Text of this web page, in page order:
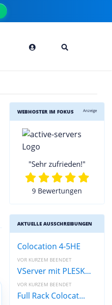
WEBHOSTER IM FOKUS Anzeige
"Sehr zufrieden!"
9 Bewertungen
AKTUELLE AUSSCHREIBUNGEN
Colocation 4-5HE
VOR KURZEM BEENDET
VServer mit PLESK...
VOR KURZEM BEENDET
Full Rack Colocat...